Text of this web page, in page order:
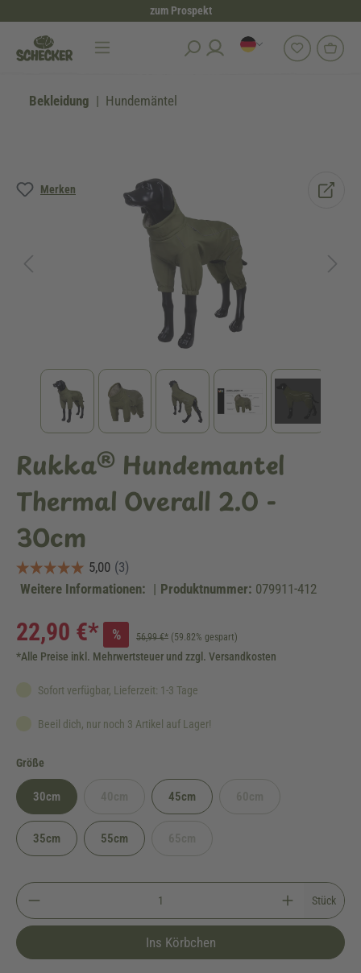
zum Prospekt
Bekleidung Hundemäntel
Merken
Bildergalerie überspringen
Rukka® Hundemantel
Thermal Overall 2.0 -
30cm
Weitere Informationen: | Produktnummer: 079911-412
22,90 €* % 56,99 €* (59.82% gespart)
*Alle Preise inkl. Mehrwertsteuer und zzgl. Versandkosten
Sofort verfügbar, Lieferzeit: 1-3 Tage
Beeil dich, nur noch 3 Artikel auf Lager!
Größe
30cm (Diese Option ist zurzeit nicht verfügbar.)
45cm
35cm 55cm
Stück
Ins Körbchen